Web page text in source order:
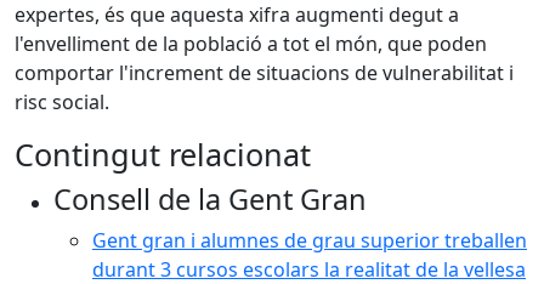
expertes, és que aquesta xifra augmenti degut a
l'envelliment de la població a tot el món, que poden
comportar l'increment de situacions de vulnerabilitat i
risc social.
Contingut relacionat
Consell de la Gent Gran
Gent gran i alumnes de grau superior treballen
durant 3 cursos escolars la realitat de la vellesa